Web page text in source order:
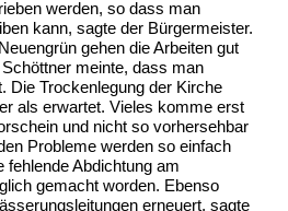
werden, so dass man
kann, sagte der Bürgermeister.
gehen die Arbeiten gut
meinte, dass man
Die Trockenlegung der Kirche
als erwartet. Vieles komme erst
und nicht so vorhersehbar
Probleme werden so einfach
fehlende Abdichtung am
gemacht worden. Ebenso
erneuert, sagte